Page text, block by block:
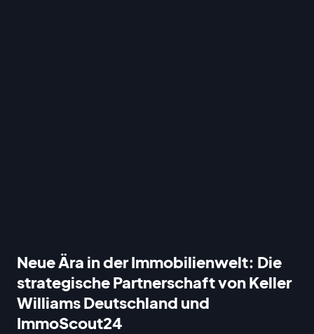
Neue Ära in der Immobilienwelt: Die
strategische Partnerschaft von Keller
Williams Deutschland und
ImmoScout24